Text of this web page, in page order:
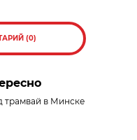
(0)
трамвай в Минске